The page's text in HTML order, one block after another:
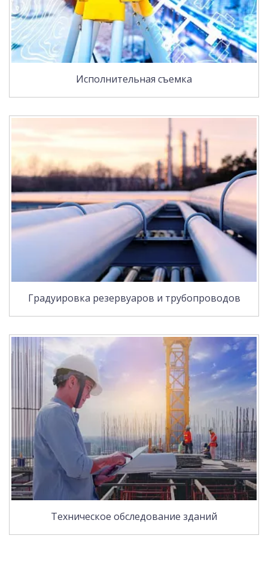
Исполнительная съемка
Градуировка резервуаров и трубопроводов
Техническое обследование зданий